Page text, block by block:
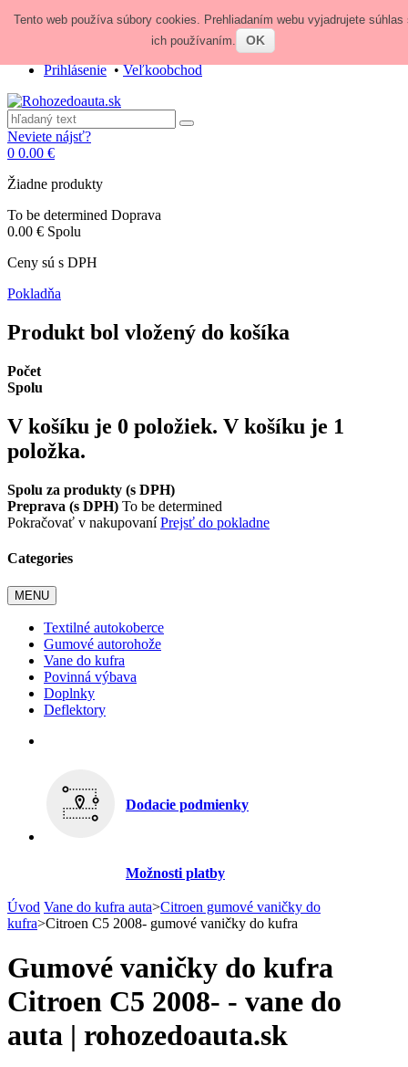
Zavolajte nám:+421 948 84 64 64
obchod@rohozedoauta.sk
Prihlásenie•Veľkoobchod
Neviete nájsť?
0 0.00 €
Žiadne produkty
To be determined Doprava
0.00 € Spolu
Ceny sú s DPH
Pokladňa
Produkt bol vložený do košíka
Počet
Spolu
V košíku je 0 položiek. V košíku je 1
položka.
Spolu za produkty (s DPH)
Preprava (s DPH) To be determined
Pokračovať v nakupovaníPrejsť do pokladne
Categories
MENU
Textilné autokoberce
Gumové autorohože
Vane do kufra
Povinná výbava
Doplnky
Deflektory
Dodacie podmienky
Možnosti platby
Úvod Vane do kufra auta>Citroen gumové vaničky do
kufra>Citroen C5 2008- gumové vaničky do kufra
Gumové vaničky do kufra
Citroen C5 2008- - vane do
auta | rohozedoauta.sk
Tento web používa súbory cookies. Prehliadaním webu vyjadrujete súhlas
ich používaním.
OK